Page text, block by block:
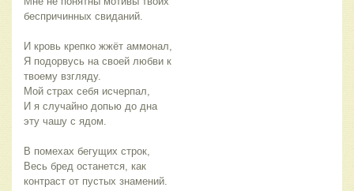
беспричинных свиданий.
И кровь крепко жжёт аммонал,
Я подорвусь на своей любви к
твоему взгляду.
Мой страх себя исчерпал,
И я случайно допью до дна
эту чашу с ядом.
В помехах бегущих строк,
Весь бред останется, как
контраст от пустых знамений.